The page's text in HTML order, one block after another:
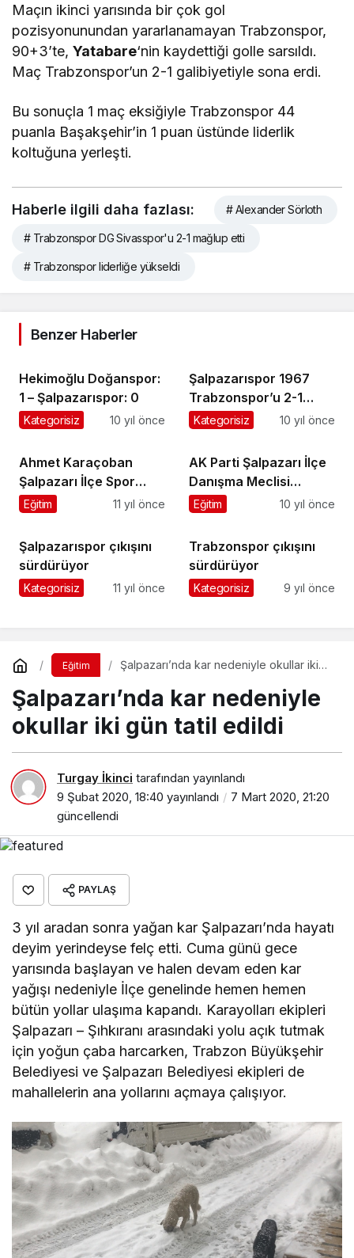
Maçın ikinci yarısında bir çok gol
pozisyonunundan yararlanamayan Trabzonspor,
90+3’te,Yatabare‘nin kaydettiği golle sarsıldı.
Maç Trabzonspor’un 2-1 galibiyetiyle sona erdi.
Bu sonuçla 1 maç eksiğiyle Trabzonspor 44
puanla Başakşehir’in 1 puan üstünde liderlik
koltuğuna yerleşti.
Haberle ilgili daha fazlası: # Alexander Sörloth
# Trabzonspor DG Sivasspor'u 2-1 mağlup etti
# Trabzonspor liderliğe yükseldi
Benzer Haberler
Hekimoğlu Doğanspor:
1 – Şalpazarıspor: 0
Kategorisiz 10 yıl önce
Şalpazarıspor 1967
Trabzonspor’u 2-1
yendi
Kategorisiz 10 yıl önce
Ahmet Karaçoban
Şalpazarı İlçe Spor
Müdürlüğü’ne atandı
Eğitim 11 yıl önce
AK Parti Şalpazarı İlçe
Danışma Meclisi
Toplantısı yapıldı
Eğitim 10 yıl önce
Şalpazarıspor çıkışını
sürdürüyor
Kategorisiz 11 yıl önce
Trabzonspor çıkışını
sürdürüyor
Kategorisiz 9 yıl önce
Eğitim
Şalpazarı’nda kar nedeniyle okullar iki
Şalpazarı’nda kar nedeniyle
okullar iki gün tatil edildi
Turgay İkinci tarafından yayınlandı
9 Şubat 2020, 18:40 yayınlandı
7 Mart 2020, 21:20
güncellendi
PAYLAŞ
3 yıl aradan sonra yağan kar Şalpazarı’nda hayatı
deyim yerindeyse felç etti. Cuma günü gece
yarısında başlayan ve halen devam eden kar
yağışı nedeniyle İlçe genelinde hemen hemen
bütün yollar ulaşıma kapandı. Karayolları ekipleri
Şalpazarı – Şıhkıranı arasındaki yolu açık tutmak
için yoğun çaba harcarken, Trabzon Büyükşehir
Belediyesi ve Şalpazarı Belediyesi ekipleri de
mahallelerin ana yollarını açmaya çalışıyor.